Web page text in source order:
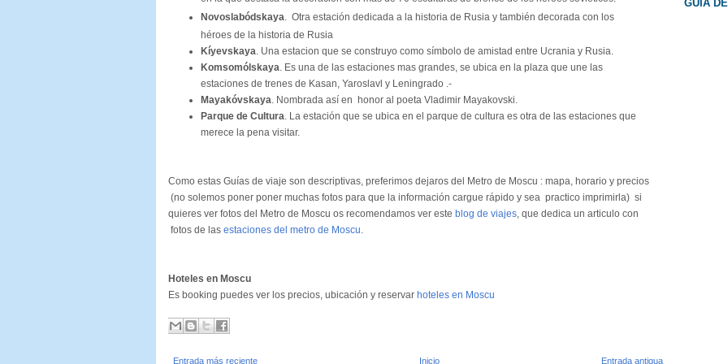
Novoslabódskaya. Otra estación dedicada a la historia de Rusia y también decorada con los
héroes de la historia de Rusia
Kíyevskaya. Una estacion que se construyo como símbolo de amistad entre Ucrania y Rusia.
Komsomólskaya. Es una de las estaciones mas grandes, se ubica en la plaza que une las
estaciones de trenes de Kasan, Yaroslavl y Leningrado .-
Mayakóvskaya. Nombrada así en honor al poeta Vladimir Mayakovski.
Parque de Cultura. La estación que se ubica en el parque de cultura es otra de las estaciones que
merece la pena visitar.
Como estas Guías de viaje son descriptivas, preferimos dejaros del Metro de Moscu : mapa, horario y precios
(no solemos poner poner muchas fotos para que la información cargue rápido y sea practico imprimirla) si
quieres ver fotos del Metro de Moscu os recomendamos ver este blog de viajes, que dedica un articulo con
fotos de las estaciones del metro de Moscu.
Hoteles en Moscu
Es booking puedes ver los precios, ubicación y reservar hoteles en Moscu
Entrada más reciente Entrada antigua
Inicio
GUIA